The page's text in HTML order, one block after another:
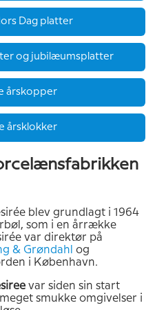
Dag platter
og jubilæumsplatter
årskopper
årsklokker
blev grundlagt i 1964
som i en årrække
var direktør på
& Grøndahl og
i København.
var siden sin start
smukke omgivelser i